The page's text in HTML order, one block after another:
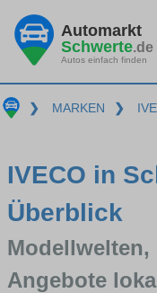
Automarkt
Schwerte.de
Autos einfach finden
❯ MARKEN ❯
IVECO in
Überblick
Modellwelten,
Angebote